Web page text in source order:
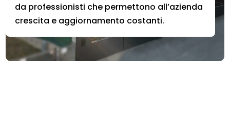
da professionisti che permettono all’azienda
crescita e aggiornamento costanti.